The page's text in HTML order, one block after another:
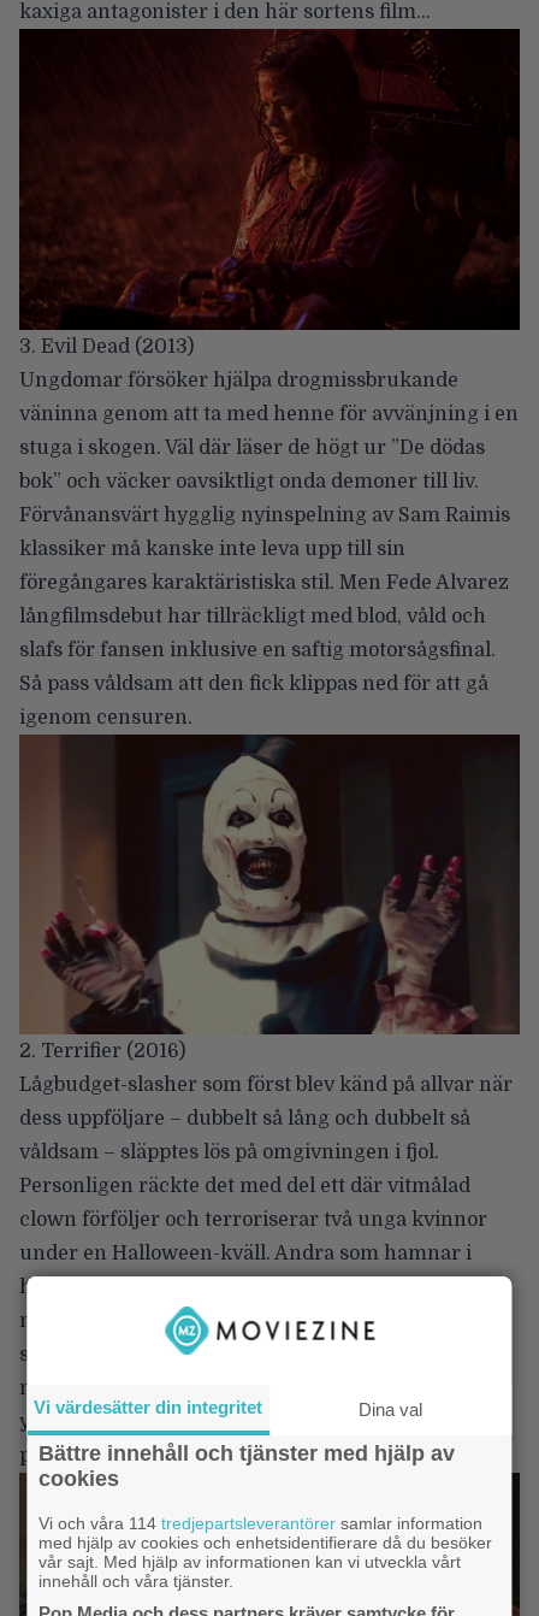
kaxiga antagonister i den här sortens film…
3. Evil Dead (2013)
Ungdomar försöker hjälpa drogmissbrukande
väninna genom att ta med henne för avvänjning i en
stuga i skogen. Väl där läser de högt ur ”De dödas
bok” och väcker oavsiktligt onda demoner till liv.
Förvånansvärt hygglig nyinspelning av Sam Raimis
klassiker må kanske inte leva upp till sin
föregångares karaktäristiska stil. Men Fede Alvarez
långfilmsdebut har tillräckligt med blod, våld och
slafs för fansen inklusive en saftig motorsågsfinal.
Så pass våldsam att den fick klippas ned för att gå
igenom censuren.
2. Terrifier (2016)
Lågbudget-slasher som först blev känd på allvar när
dess uppföljare – dubbelt så lång och dubbelt så
våldsam – släpptes lös på omgivningen i fjol.
Personligen räckte det med del ett där vitmålad
clown förföljer och terroriserar två unga kvinnor
under en Halloween-kväll. Andra som hamnar i
hans väg går extremt blodiga, brutala öden till
mötes. Offren är oftast lättklädda kvinnor och i en
scen sågas en upphängd, halvnaken kvinna itu på
mitten. Visserligen välgjorda makeup-effekter men
ytterst smaklös och kräver (liksom de flesta titlarna
på listan) en viss smak…
Vi värdesätter din integritet Dina val
Bättre innehåll och tjänster med hjälp av
cookies
Vi och våra 114tredjepartsleverantörer samlar information
med hjälp av cookies och enhetsidentifierare då du besöker
vår sajt. Med hjälp av informationen kan vi utveckla vårt
innehåll och våra tjänster.